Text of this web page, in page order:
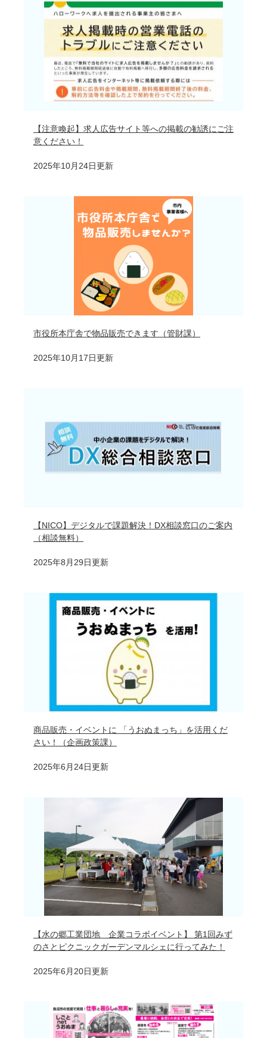
【注意喚起】求人広告サイト等への掲載の勧誘にご注
意ください！
2025年10月24日更新
市役所本庁舎で物品販売できます（管財課）
2025年10月17日更新
【NICO】デジタルで課題解決！DX相談窓口のご案内
（相談無料）
2025年8月29日更新
商品販売・イベントに 「うおぬまっち」を活用くだ
さい！（企画政策課）
2025年6月24日更新
【水の郷工業団地 企業コラボイベント】 第1回みず
のさとピクニックガーデンマルシェに行ってみた！
2025年6月20日更新